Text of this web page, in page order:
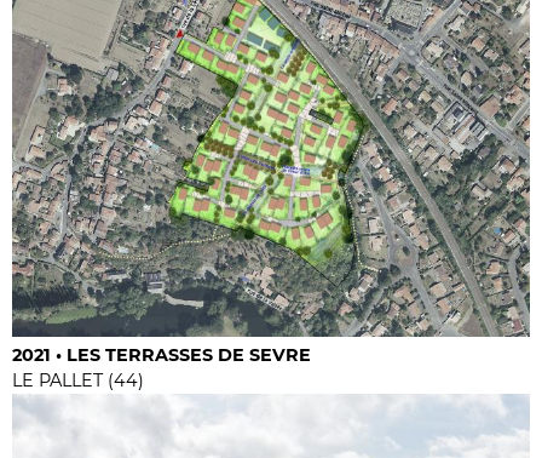
2021 • LES TERRASSES DE SEVRE
LE PALLET (44)